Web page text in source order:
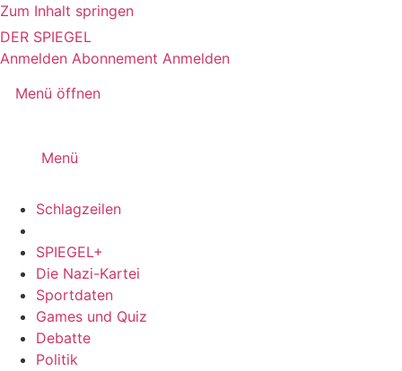
Zum Inhalt springen
DER SPIEGEL
Anmelden Abonnement Anmelden
Menü öffnen
Menü
Schlagzeilen
SPIEGEL+
Die Nazi-Kartei
Sportdaten
Games und Quiz
Debatte
Politik